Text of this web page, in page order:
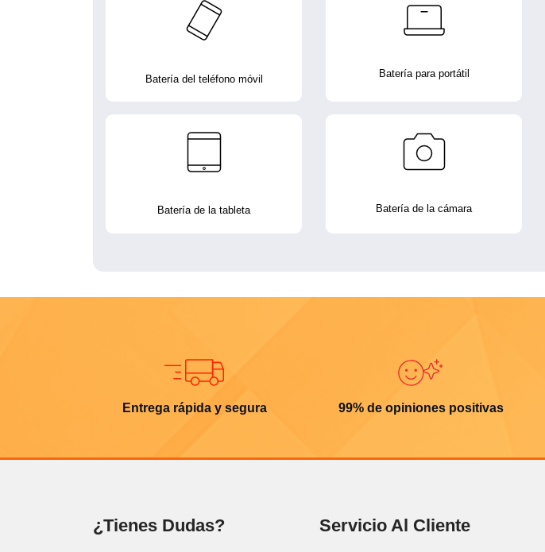
Batería del teléfono móvil Batería para portátil
Batería de la tableta Batería de la cámara
Entrega rápida y segura 99% de opiniones positivas
¿Tienes Dudas? Servicio Al Cliente